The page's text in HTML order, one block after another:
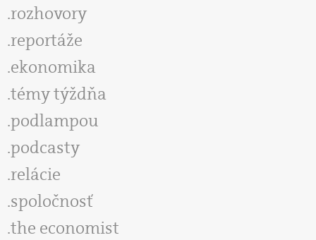
rozhovory
reportáže
ekonomika
témy týždňa
podlampou
podcasty
relácie
spoločnosť
the economist